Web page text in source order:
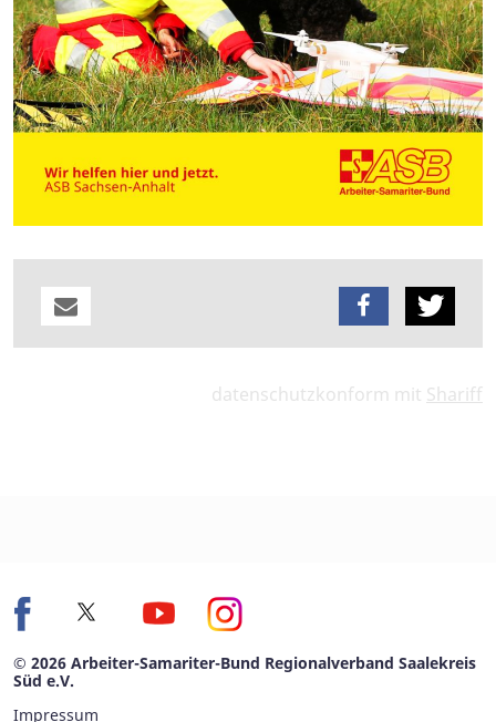
datenschutzkonform mit Shariff
© 2026 Arbeiter-Samariter-Bund Regionalverband Saalekreis
Süd e.V.
Impressum